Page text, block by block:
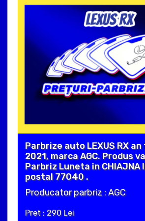
Parbrize auto LEXUS RX
2021, marca AGC. Produs
Parbriz Luneta in CHIAJNA
postal 77040 .
Producator parbriz : AGC
Pret : 290 Lei